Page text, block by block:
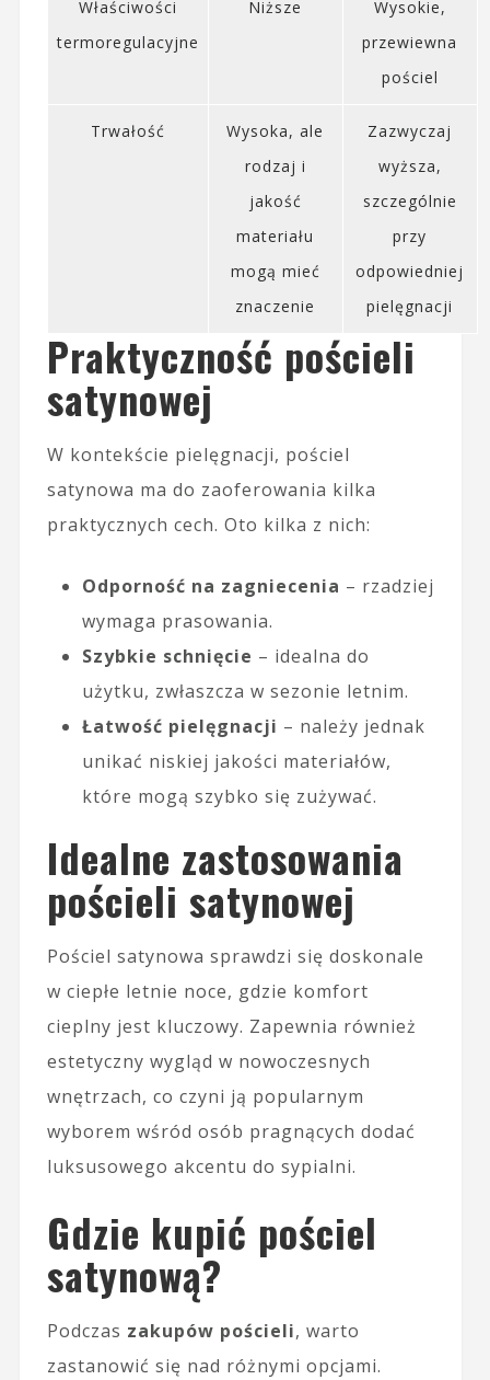
Właściwości
termoregulacyjne
Niższe
Wysokie,
przewiewna
pościel
Trwałość
Wysoka, ale
rodzaj i
jakość
materiału
mogą mieć
znaczenie
Zazwyczaj
wyższa,
szczególnie
przy
odpowiedniej
pielęgnacji
Praktyczność pościeli
satynowej
W kontekście pielęgnacji, pościel
satynowa ma do zaoferowania kilka
praktycznych cech. Oto kilka z nich:
Odporność na zagniecenia – rzadziej
wymaga prasowania.
Szybkie schnięcie – idealna do
użytku, zwłaszcza w sezonie letnim.
Łatwość pielęgnacji – należy jednak
unikać niskiej jakości materiałów,
które mogą szybko się zużywać.
Idealne zastosowania
pościeli satynowej
Pościel satynowa sprawdzi się doskonale
w ciepłe letnie noce, gdzie komfort
cieplny jest kluczowy. Zapewnia również
estetyczny wygląd w nowoczesnych
wnętrzach, co czyni ją popularnym
wyborem wśród osób pragnących dodać
luksusowego akcentu do sypialni.
Gdzie kupić pościel
satynową?
Podczas zakupów pościeli, warto
zastanowić się nad różnymi opcjami.